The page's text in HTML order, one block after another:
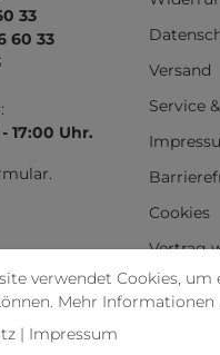
33
60 33
17:00 Uhr.
.
Versand
Service
Cookies
Vertrag
verwendet Cookies,
Mehr Informationen ...
| Impressum